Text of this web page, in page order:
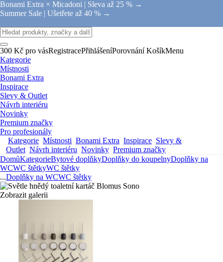
Bonami Extra × Micadoni | Sleva až 25 % →
Summer Sale | Ušetřete až 40 % →
300 Kč pro vásRegistracePřihlášeníPorovnání KošíkMenu
Kategorie
Místnosti
Bonami Extra
Inspirace
Slevy & Outlet
Návrh interiéru
Novinky
Premium značky
Pro profesionály
Kategorie Místnosti Bonami Extra Inspirace Slevy &
Outlet Návrh interiéru Novinky Premium značky
DomůKategorieBytové doplňkyDoplňky do koupelnyDoplňky na
WCWC štětkyWC štětky
...Doplňky na WCWC štětky
Zobrazit galerii